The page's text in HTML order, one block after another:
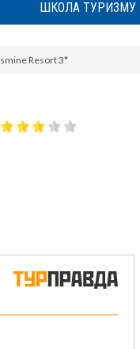
ШКОЛА ТУРИЗМУ
Resort 3*